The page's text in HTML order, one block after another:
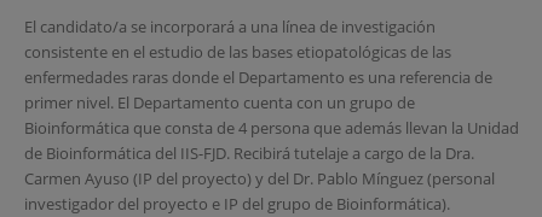
El candidato/a se incorporará a una línea de investigación
consistente en el estudio de las bases etiopatológicas de las
enfermedades raras donde el Departamento es una referencia de
primer nivel. El Departamento cuenta con un grupo de
Bioinformática que consta de 4 persona que además llevan la Unidad
de Bioinformática del IIS-FJD. Recibirá tutelaje a cargo de la Dra.
Carmen Ayuso (IP del proyecto) y del Dr. Pablo Mínguez (personal
investigador del proyecto e IP del grupo de Bioinformática).